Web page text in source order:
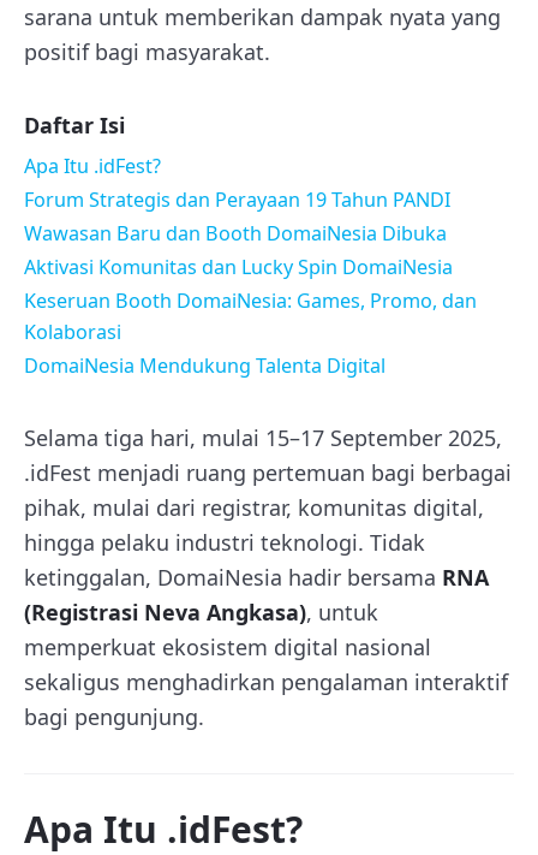
sarana untuk memberikan dampak nyata yang
positif bagi masyarakat.
Daftar Isi
Apa Itu .idFest?
Forum Strategis dan Perayaan 19 Tahun PANDI
Wawasan Baru dan Booth DomaiNesia Dibuka
Aktivasi Komunitas dan Lucky Spin DomaiNesia
Keseruan Booth DomaiNesia: Games, Promo, dan
Kolaborasi
DomaiNesia Mendukung Talenta Digital
Selama tiga hari, mulai 15–17 September 2025,
.idFest menjadi ruang pertemuan bagi berbagai
pihak, mulai dari registrar, komunitas digital,
hingga pelaku industri teknologi. Tidak
ketinggalan, DomaiNesia hadir bersama RNA
(Registrasi Neva Angkasa), untuk
memperkuat ekosistem digital nasional
sekaligus menghadirkan pengalaman interaktif
bagi pengunjung.
Apa Itu .idFest?